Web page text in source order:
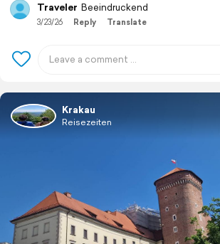
Traveler Beeindruckend
3/23/26 Reply Translate
Krakau
Reisezeiten